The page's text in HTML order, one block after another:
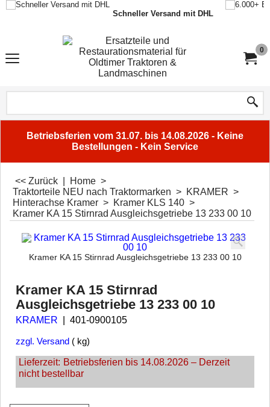
Schneller Versand mit DHL
0
Betriebsferien vom 31.07. bis 14.08.2026 - Keine
Bestellungen - Kein Service
<< Zurück Home >
Traktorteile NEU nach Traktormarken > KRAMER >
Hinterachse Kramer > Kramer KLS 140 >
Kramer KA 15 Stirnrad Ausgleichsgetriebe 13 233 00 10
Kramer KA 15 Stirnrad Ausgleichsgetriebe 13 233 00 10
Kramer KA 15 Stirnrad
Ausgleichsgetriebe 13 233 00 10
KRAMER 401-0900105
zzgl. Versand kg
Lieferzeit: Betriebsferien bis 14.08.2026 – Derzeit
nicht bestellbar